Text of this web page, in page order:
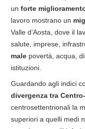
un forte
lavoro mostrano un
Valle d’Aosta, dove il
salute, imprese,
male povertà, acqua,
istituzioni.
Guardando agli indici
divergenza tra
centrosettentrionali la
superiori a quelli medi